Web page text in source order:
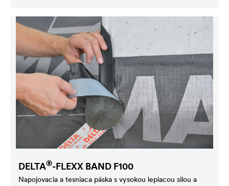
DELTA®-FLEXX BAND F100
Napojovacia a tesniaca páska s vysokou lepiacou silou a